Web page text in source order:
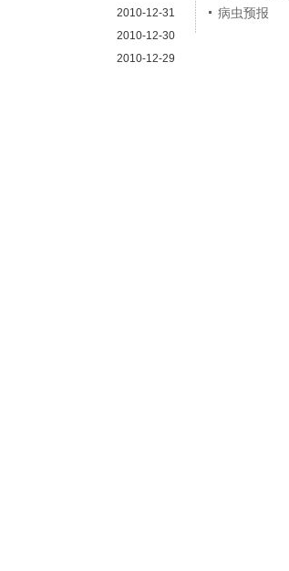
2010-12-31
2010-12-30
2010-12-29
病虫预报